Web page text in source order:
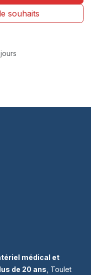
souhaits
médical et
de 20 ans , Toulet